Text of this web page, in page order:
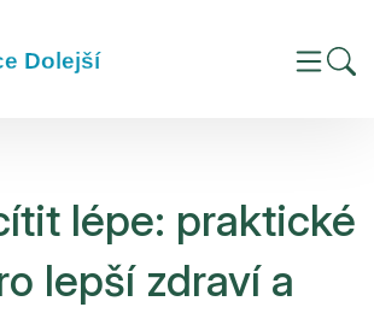
lépe: praktické
lepší zdraví a